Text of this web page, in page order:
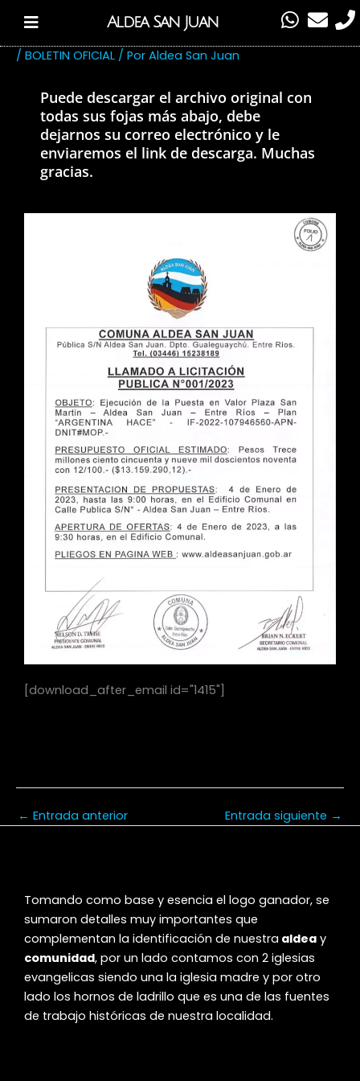
contenido
Aldea San Juan W
h
s
p
p
E
n
P
h
/ BOLETIN OFICIAL / Por Aldea San Juan
Puede descargar el archivo original con
todas sus fojas más abajo, debe
dejarnos su correo electrónico y le
enviaremos el link de descarga. Muchas
gracias.
[download_after_email id="1415"]
← Entrada anterior Entrada siguiente →
Tomando como base y esencia el logo ganador, se
sumaron detalles muy importantes que
complementan la identificación de nuestra aldea y
comunidad, por un lado contamos con 2 iglesias
evangelicas siendo una la iglesia madre y por otro
lado los hornos de ladrillo que es una de las fuentes
de trabajo históricas de nuestra localidad.